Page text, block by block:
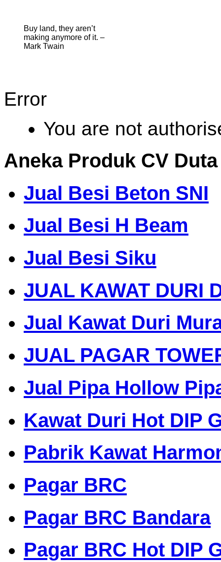
Buy land, they aren’t
making anymore of it. –
Mark Twain
Error
You are not
Aneka Produk CV
Jual Besi Beton SNI
Jual Besi H Beam
Jual Besi Siku
JUAL KAWAT DURI
Jual Kawat Duri
JUAL PAGAR
Jual Pipa Hollow
Kawat Duri Hot DIP
Pabrik Kawat
Pagar BRC
Pagar BRC Bandara
Pagar BRC Hot DIP